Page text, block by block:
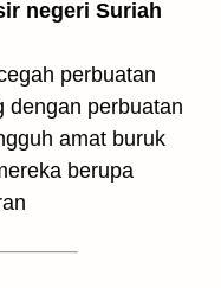
negeri Suriah
perbuatan
dengan perbuatan
amat buruk
berupa